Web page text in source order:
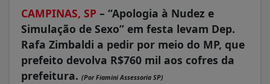
CAMPINAS, SP – “Apologia à Nudez e
Simulação de Sexo” em festa levam Dep.
Rafa Zimbaldi a pedir por meio do MP, que
prefeito devolva R$760 mil aos cofres da
prefeitura. (Por Fiamini Assessoria SP)